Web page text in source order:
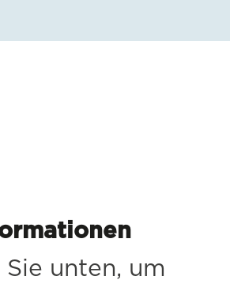
Sie unten, um